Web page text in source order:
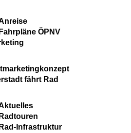
Fahrpläne ÖPNV
fährt Rad
Radtouren
Rad-Infrastruktur